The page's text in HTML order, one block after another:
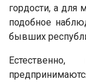
гордости, а для
подобное
бывших